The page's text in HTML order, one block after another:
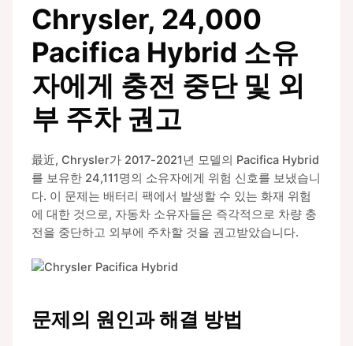
Chrysler, 24,000
Pacifica Hybrid 소유
자에게 충전 중단 및 외
부 주차 권고
最近, Chrysler가 2017-2021년 모델의 Pacifica Hybrid
를 보유한 24,111명의 소유자에게 위험 신호를 보냈습니
다. 이 문제는 배터리 팩에서 발생할 수 있는 화재 위험
에 대한 것으로, 자동차 소유자들은 즉각적으로 차량 충
전을 중단하고 외부에 주차할 것을 권고받았습니다.
문제의 원인과 해결 방법